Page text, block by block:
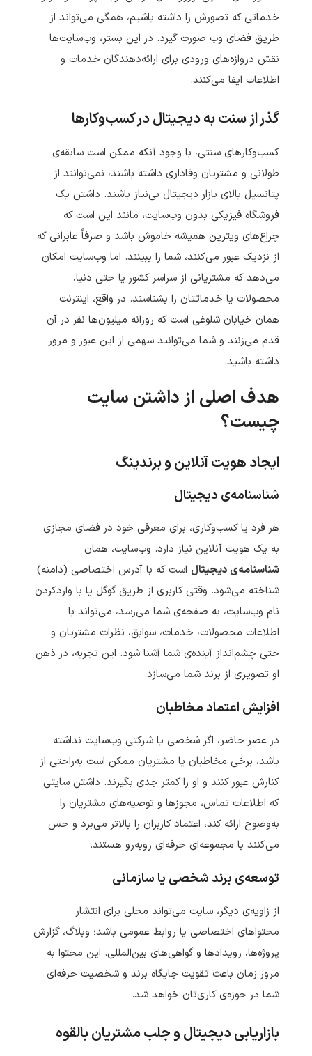
خدماتی که تصورش را داشته باشیم، همگی می‌تواند از
طریق فضای وب صورت گیرد. در این بستر، وب‌سایت‌ها
نقش دروازه‌های ورودی برای ارائه‌دهندگان خدمات و
اطلاعات ایفا می‌کنند.
گذر از سنت به دیجیتال در کسب‌وکارها
کسب‌وکارهای سنتی، با وجود آنکه ممکن است سابقه‌ی
طولانی و مشتریان وفاداری داشته باشند، نمی‌توانند از
پتانسیل بالای بازار دیجیتال بی‌نیاز باشند. داشتن یک
فروشگاه فیزیکی بدون وب‌سایت، مانند این است که
چراغ‌های ویترین همیشه خاموش باشد و صرفاً عابرانی که
از نزدیک عبور می‌کنند، شما را ببینند. اما وب‌سایت امکان
می‌دهد که مشتریانی از سراسر کشور یا حتی دنیا،
محصولات یا خدماتتان را بشناسند. در واقع، اینترنت
همان خیابان شلوغی است که روزانه میلیون‌ها نفر در آن
قدم می‌زنند و شما می‌توانید سهمی از این عبور و مرور
داشته باشید.
هدف اصلی از داشتن سایت
چیست؟
ایجاد هویت آنلاین و برندینگ
شناسنامه‌ی دیجیتال
هر فرد یا کسب‌وکاری، برای معرفی خود در فضای مجازی
به یک هویت آنلاین نیاز دارد. وب‌سایت، همان
شناسنامه‌ی دیجیتال است که با آدرس اختصاصی (دامنه)
شناخته می‌شود. وقتی کاربری از طریق گوگل یا با واردکردن
نام وب‌سایت، به صفحه‌ی شما می‌رسد، می‌تواند با
اطلاعات محصولات، خدمات، سوابق، نظرات مشتریان و
حتی چشم‌انداز آینده‌ی شما آشنا شود. این تجربه، در ذهن
او تصویری از برند شما می‌سازد.
افزایش اعتماد مخاطبان
در عصر حاضر، اگر شخصی یا شرکتی وب‌سایت نداشته
باشد، برخی مخاطبان یا مشتریان ممکن است به‌راحتی از
کنارش عبور کنند و او را کمتر جدی بگیرند. داشتن سایتی
که اطلاعات تماس، مجوزها و توصیه‌های مشتریان را
به‌وضوح ارائه کند، اعتماد کاربران را بالاتر می‌برد و حس
می‌کنند با مجموعه‌ای حرفه‌ای روبه‌رو هستند.
توسعه‌ی برند شخصی یا سازمانی
از زاویه‌ی دیگر، سایت می‌تواند محلی برای انتشار
محتواهای اختصاصی یا روابط عمومی باشد؛ وبلاگ، گزارش
پروژه‌ها، رویدادها و گواهی‌های بین‌المللی. این محتوا به
مرور زمان باعث تقویت جایگاه برند و شخصیت حرفه‌ای
شما در حوزه‌ی کاری‌تان خواهد شد.
بازاریابی دیجیتال و جلب مشتریان بالقوه